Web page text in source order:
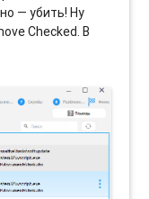
— убить! Ну
Checked. В